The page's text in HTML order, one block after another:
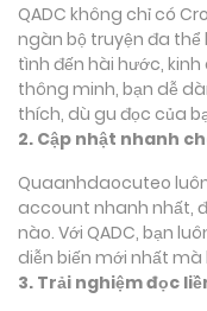
QADC không chỉ có
ngàn bộ truyện đa thể
tình đến hài hước,
thông minh, bạn dễ
thích, dù gu đọc của
2. Cập nhật nhanh
Quaanhdaocuteo
account nhanh nhất,
nào. Với QADC, bạn
diễn biến mới nhất
3. Trải nghiệm đọc